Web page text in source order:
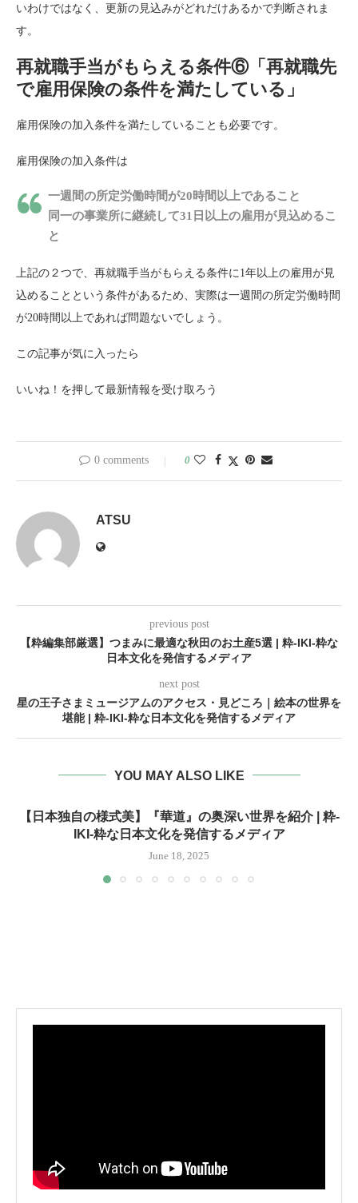
いわけではなく、更新の見込みがどれだけあるかで判断されま
す。
再就職手当がもらえる条件⑥「再就職先
で雇用保険の条件を満たしている」
雇用保険の加入条件を満たしていることも必要です。
雇用保険の加入条件は
一週間の所定労働時間が20時間以上であること
同一の事業所に継続して31日以上の雇用が見込めるこ
と
上記の２つで、再就職手当がもらえる条件に1年以上の雇用が見
込めることという条件があるため、実際は一週間の所定労働時間
が20時間以上であれば問題ないでしょう。
この記事が気に入ったら
いいね！を押して最新情報を受け取ろう
0 comments 0
ATSU
previous post
【粋編集部厳選】つまみに最適な秋田のお土産5選 | 粋-IKI-粋な
日本文化を発信するメディア
next post
星の王子さまミュージアムのアクセス・見どころ｜絵本の世界を
堪能 | 粋-IKI-粋な日本文化を発信するメディア
YOU MAY ALSO LIKE
【日本独自の様式美】『華道』の奥深い世界を紹介 | 粋-
IKI-粋な日本文化を発信するメディア
June 18, 2025